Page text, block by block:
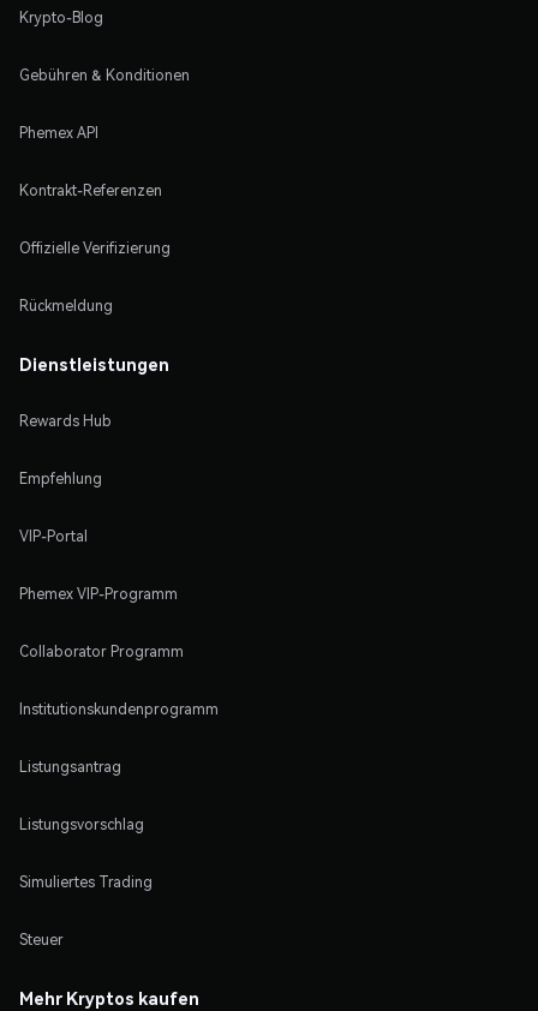
Krypto-Blog
Gebühren & Konditionen
Phemex API
Kontrakt-Referenzen
Offizielle Verifizierung
Rückmeldung
Dienstleistungen
Rewards Hub
Empfehlung
VIP-Portal
Phemex VIP-Programm
Collaborator Programm
Institutionskundenprogramm
Listungsantrag
Listungsvorschlag
Simuliertes Trading
Steuer
Mehr Kryptos kaufen